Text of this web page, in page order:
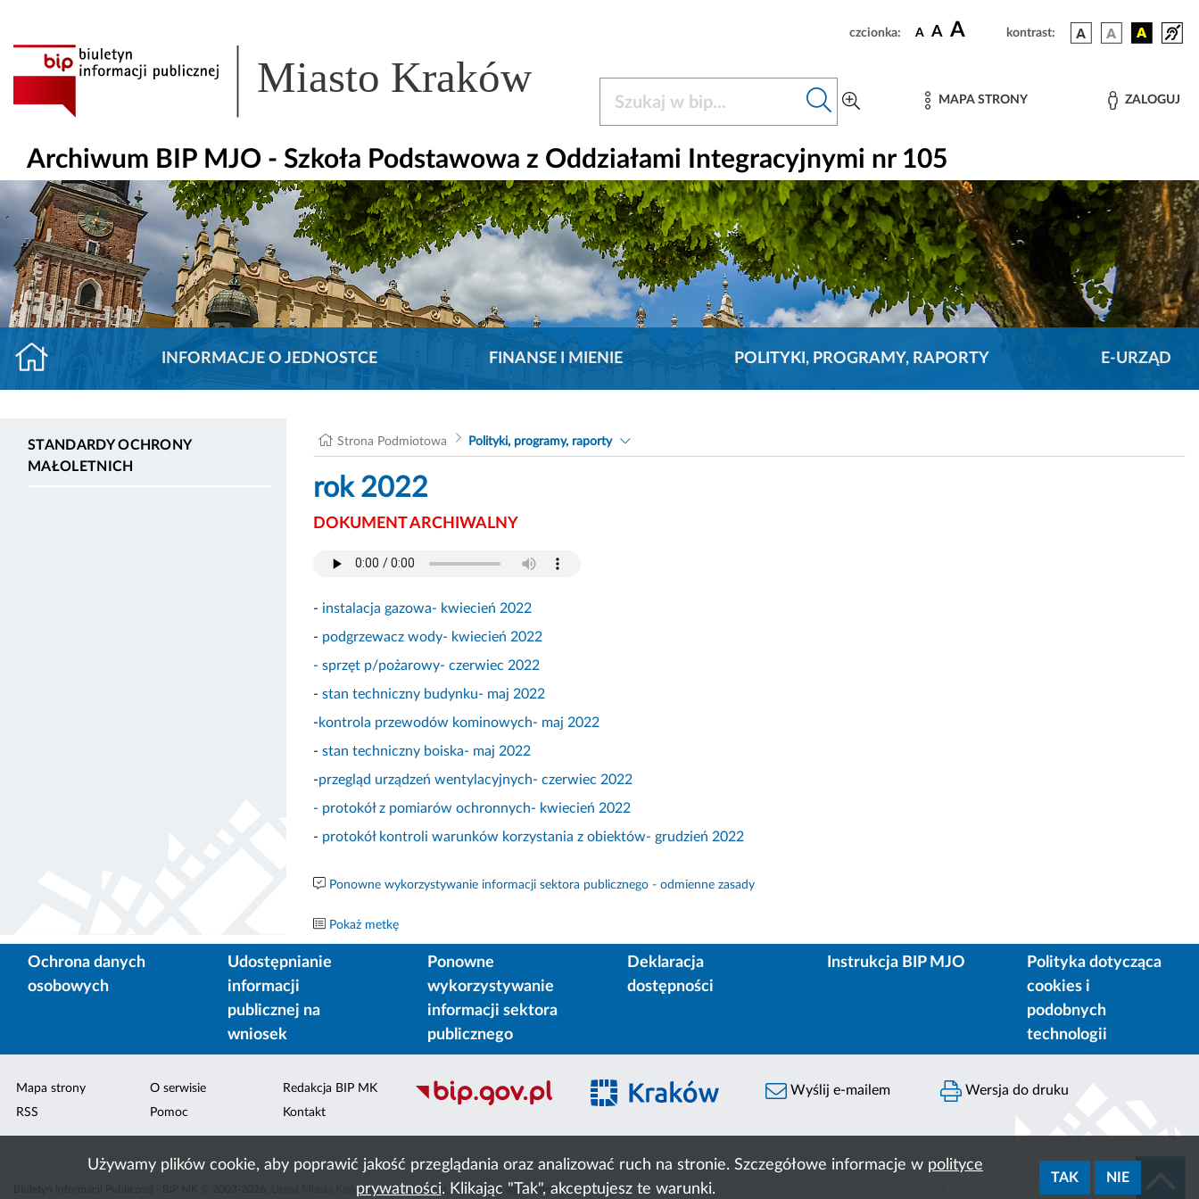
Używamy plików cookie, aby poprawić jakość przeglądania oraz analizować ruch na stronie. Szczegółowe informacje w polityce
prywatności. Klikając "Tak", akceptujesz te warunki.
TAK NIE
czcionka: A A A kontrast:
Miasto Kraków MAPA STRONY ZALOGUJ
Archiwum BIP MJO - Szkoła Podstawowa z Oddziałami Integracyjnymi nr 105
INFORMACJE O JEDNOSTCE FINANSE I MIENIE POLITYKI, PROGRAMY, RAPORTY E-URZĄD
STANDARDY OCHRONY
MAŁOLETNICH
Strona Podmiotowa Polityki, programy, raporty
rok 2022
DOKUMENT ARCHIWALNY
- instalacja gazowa- kwiecień 2022
- podgrzewacz wody- kwiecień 2022
- sprzęt p/pożarowy- czerwiec 2022
- stan techniczny budynku- maj 2022
-kontrola przewodów kominowych- maj 2022
- stan techniczny boiska- maj 2022
-przegląd urządzeń wentylacyjnych- czerwiec 2022
- protokół z pomiarów ochronnych- kwiecień 2022
- protokół kontroli warunków korzystania z obiektów- grudzień 2022
Ponowne wykorzystywanie informacji sektora publicznego - odmienne zasady
Pokaż metkę
Ochrona danych
osobowych
Udostępnianie
informacji
publicznej na
wniosek
Ponowne
wykorzystywanie
informacji sektora
publicznego
Deklaracja
dostępności
Instrukcja BIP MJO
Polityka dotycząca
cookies i
podobnych
technologii
Mapa strony
RSS
O serwisie
Pomoc
Redakcja BIP MK
Kontakt
Wyślij e-mailem Wersja do druku
Urząd Miasta Krakowa,ACK Cyfronet AGHliczba wyświetleń:559